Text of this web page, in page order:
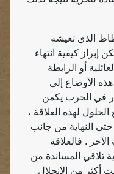
الذي تعيشه
كيفية انتهاء
أو الرابطة
الأوضاع إلى
في الحرب يكمن
لهذه العلاقة ،
النهاية من جانب
. فالعلاقة
تلاقي المساندة من
أكثر من الانحلال